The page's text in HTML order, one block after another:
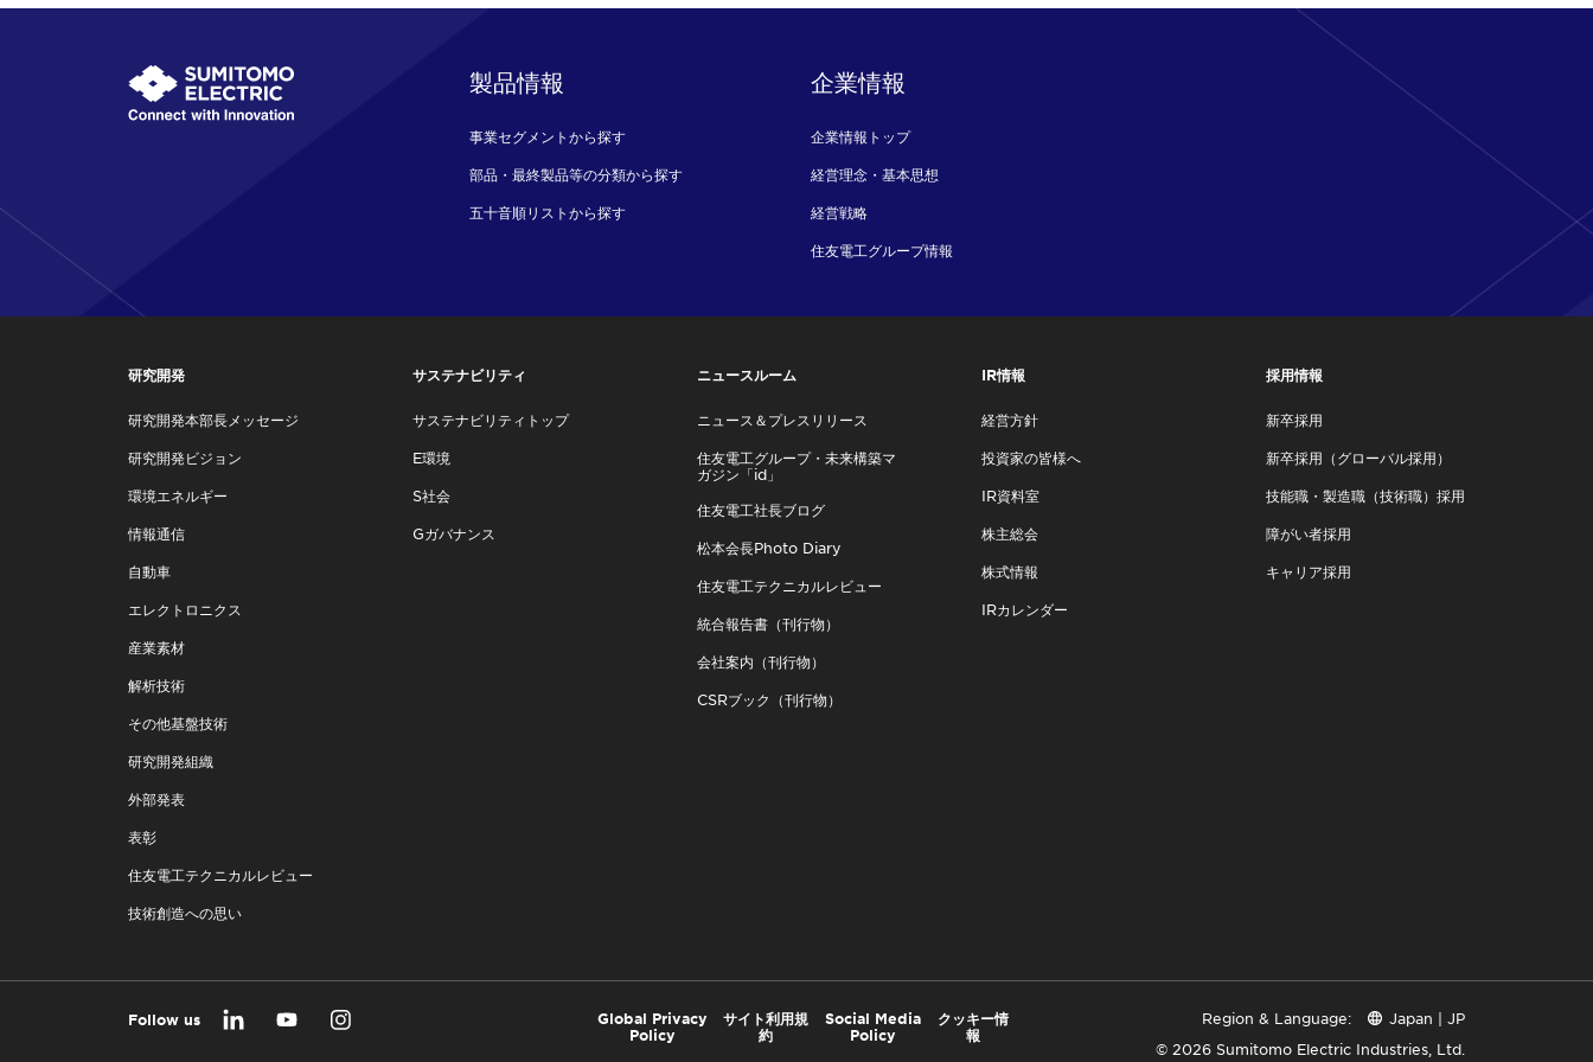
製品情報
事業セグメントから探す
部品・最終製品等の分類から探す
五十音順リストから探す
企業情報
企業情報トップ
経営理念・基本思想
経営戦略
住友電工グループ情報
研究開発
研究開発本部長メッセージ
研究開発ビジョン
環境エネルギー
情報通信
自動車
エレクトロニクス
産業素材
解析技術
その他基盤技術
研究開発組織
外部発表
表彰
住友電工テクニカルレビュー
技術創造への思い
サステナビリティ
サステナビリティトップ
E環境
S社会
Gガバナンス
ニュースルーム
ニュース＆プレスリリース
住友電工グループ・未来構築マ
ガジン「id」
住友電工社長ブログ
松本会長Photo Diary
住友電工テクニカルレビュー
統合報告書（刊行物）
会社案内（刊行物）
CSRブック（刊行物）
IR情報
経営方針
投資家の皆様へ
IR資料室
株主総会
株式情報
IRカレンダー
採用情報
新卒採用
新卒採用（グローバル採用）
技能職・製造職（技術職）採用
障がい者採用
キャリア採用
Follow us
Global Privacy
Policy
サイト利用規
約
Social Media
Policy
クッキー情
報
Region & Language:
Japan | JP
© 2026 Sumitomo Electric Industries, Ltd.